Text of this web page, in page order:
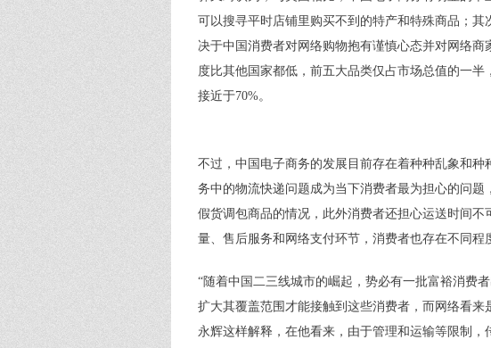
可以搜寻平时店铺里购买不到的特产和特殊商品；
决于中国消费者对网络购物抱有谨慎心态并对网络
度比其他国家都低，前五大品类仅占市场总值的一
接近于70%。
不过，中国电子商务的发展目前存在着种种乱象和
务中的物流快递问题成为当下消费者最为担心的问
假货调包商品的情况，此外消费者还担心运送时间
量、售后服务和网络支付环节，消费者也存在不同程
“随着中国二三线城市的崛起，势必有一批富裕消费
扩大其覆盖范围才能接触到这些消费者，而网络看
永辉这样解释，在他看来，由于管理和运输等限制，